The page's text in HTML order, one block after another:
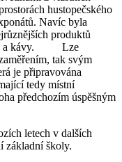
hustopečského
Navíc byla
produktů
a kávy. Lze
tak svým
je připravována
tedy místní
předchozím úspěšným
letech v dalších
základní školy.